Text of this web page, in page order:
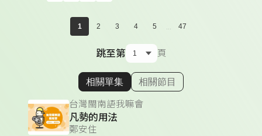
1 2 3 4 5 ... 47
跳至第 頁
顯示相關單集
相關單集 相關節目
台灣閩南語我嘛會
凡勢的用法
鄭安住